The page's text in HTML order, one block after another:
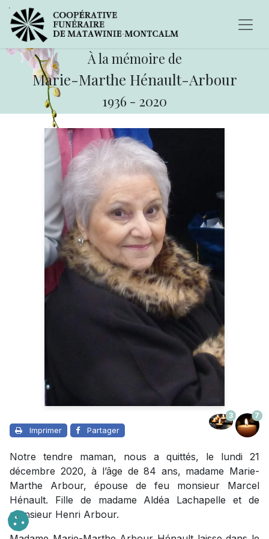
À la mémoire de
Marie-Marthe Hénault-Arbour
1936 - 2020
Imprimer Partager
3 7
Notre tendre maman, nous a quittés, le lundi 21
décembre 2020, à l’âge de 84 ans, madame Marie-
Marthe Arbour, épouse de feu monsieur Marcel
Hénault. Fille de madame Aldéa Lachapelle et de
monsieur Henri Arbour.